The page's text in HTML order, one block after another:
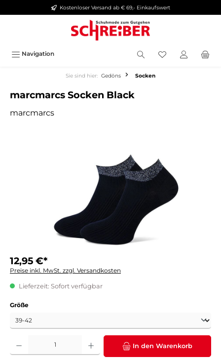
springen Kostenloser Versand ab € 69,- Einkaufswert
Navigation
Sie sind hier: Gedöns Socken
marcmarcs Socken Black
marcmarcs
12,95 €*
Preise inkl. MwSt. zzgl. Versandkosten
Lieferzeit: Sofort verfügbar
Größeauswählen
Produkt Anzahl: Gib den gewünschten Wert ein oder benutze die Schaltflächen um
In den Warenkorb